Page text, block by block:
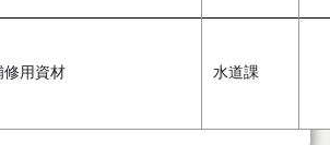
修用資材 水道課